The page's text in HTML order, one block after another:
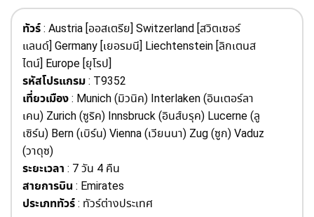
ทัวร์ : Austria [ออสเตรีย] Switzerland [สวิตเซอร์
แลนด์] Germany [เยอรมนี] Liechtenstein [ลิกเตนส
ไตน์] Europe [ยุโรป]
รหัสโปรแกรม : T9352
เที่ยวเมือง : Munich (มิวนิค) Interlaken (อินเตอร์ลา
เคน) Zurich (ซูริค) Innsbruck (อินส์บรุค) Lucerne (ลู
เซิร์น) Bern (เบิร์น) Vienna (เวียนนา) Zug (ซูก) Vaduz
(วาดุซ)
ระยะเวลา : 7 วัน 4 คืน
สายการบิน : Emirates
ประเภททัวร์ : ทัวร์ต่างประเทศ